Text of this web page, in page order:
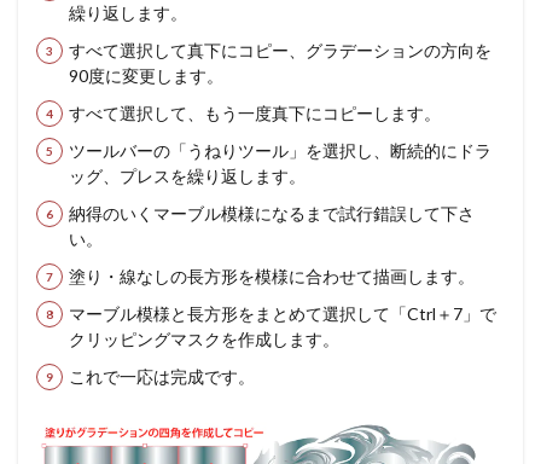
繰り返します。
すべて選択して真下にコピー、グラデーションの方向を
90度に変更します。
すべて選択して、もう一度真下にコピーします。
ツールバーの「うねりツール」を選択し、断続的にドラ
ッグ、プレスを繰り返します。
納得のいくマーブル模様になるまで試行錯誤して下さ
い。
塗り・線なしの長方形を模様に合わせて描画します。
マーブル模様と長方形をまとめて選択して「Ctrl＋7」で
クリッピングマスクを作成します。
これで一応は完成です。